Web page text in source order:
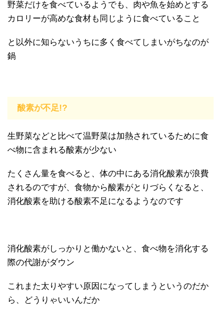
野菜だけを食べているようでも、肉や魚を始めとする
カロリーが高めな食材も同じように食べていること
と以外に知らないうちに多く食べてしまいがちなのが
鍋
酸素が不足!?
生野菜などと比べて温野菜は加熱されているために食
べ物に含まれる酸素が少ない
たくさん量を食べると、体の中にある消化酸素が浪費
されるのですが、食物から酸素がとりづらくなると、
消化酸素を助ける酸素不足になるようなのです
消化酸素がしっかりと働かないと、食べ物を消化する
際の代謝がダウン
これまた太りやすい原因になってしまうというのだか
ら、どうりゃいいんだか